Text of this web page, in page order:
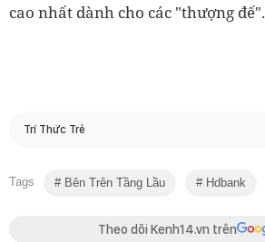
cao nhất dành cho các "thượng đế".
Trí Thức Trẻ
Tags Bên Trên Tầng Lầu Hdbank
Theo dõi Kenh14.vn trên